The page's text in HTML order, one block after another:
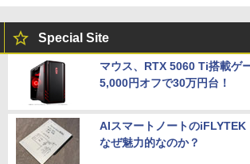
Special Site
マウス、RTX 5060 Ti搭載ゲ
5,000円オフで30万円台！
AIスマートノートのiFLYTEK
なぜ魅力的なのか？